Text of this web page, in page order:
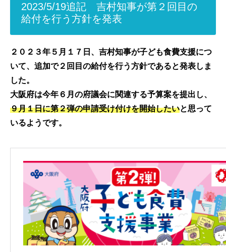
2023/5/19追記 吉村知事が第２回目の
給付を行う方針を発表
２０２３年５月１７日、吉村知事が子ども食費支援につ
いて、追加で２回目の給付を行う方針であると発表しま
した。
大阪府は今年６月の府議会に関連する予算案を提出し、
９月１日に第２弾の申請受け付けを開始したいと思って
いるようです。